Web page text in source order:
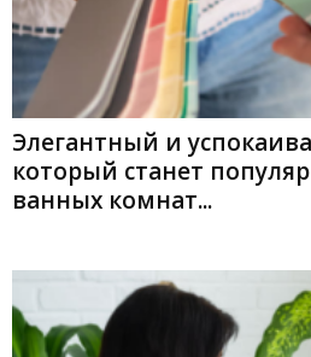
Элегантный и
который станет
ванных комнат...